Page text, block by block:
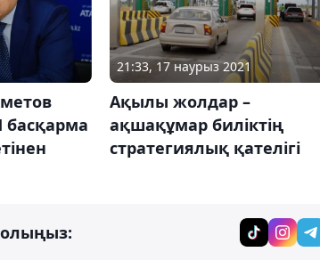
басқарма
21:33, 17 наурыз 2021
Ақылы жолдар –
ақшақұмар биліктің
стратегиялық қателігі